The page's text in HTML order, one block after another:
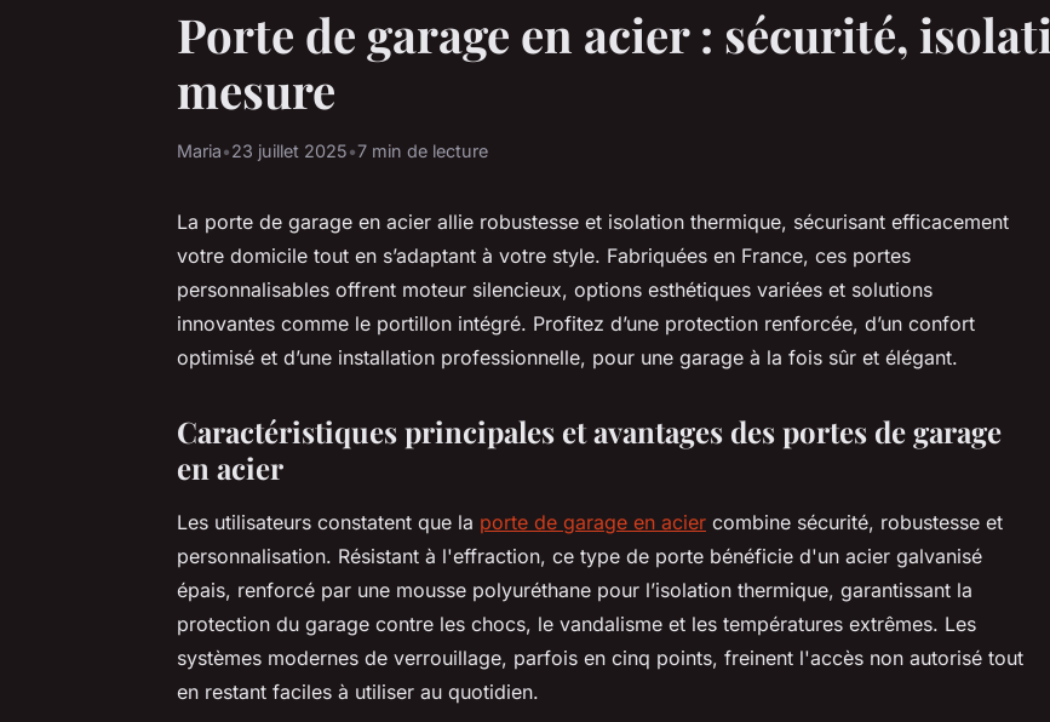
Porte de garage en acier : sécurité,
mesure
Maria•23 juillet 2025•7 min de lecture
La porte de garage en acier allie robustesse et isolation thermique, sécurisant efficacement
votre domicile tout en s’adaptant à votre style. Fabriquées en France, ces portes
personnalisables offrent moteur silencieux, options esthétiques variées et solutions
innovantes comme le portillon intégré. Profitez d’une protection renforcée, d’un confort
optimisé et d’une installation professionnelle, pour une garage à la fois sûr et élégant.
Caractéristiques principales et avantages des portes de garage
en acier
Les utilisateurs constatent que la porte de garage en acier combine sécurité, robustesse et
personnalisation. Résistant à l'effraction, ce type de porte bénéficie d'un acier galvanisé
épais, renforcé par une mousse polyuréthane pour l’isolation thermique, garantissant la
protection du garage contre les chocs, le vandalisme et les températures extrêmes. Les
systèmes modernes de verrouillage, parfois en cinq points, freinent l'accès non autorisé tout
en restant faciles à utiliser au quotidien.